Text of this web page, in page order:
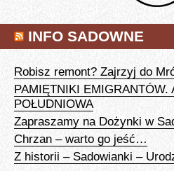
INFO SADOWNE
Robisz remont? Zajrzyj do
PAMIĘTNIKI EMIGRANTÓW.
POŁUDNIOWA
Zapraszamy na Dożynki w
Chrzan – warto go jeść…
Z historii – Sadowianki –